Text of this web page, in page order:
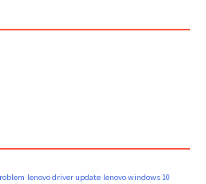
lenovo driver update lenovo windows 10